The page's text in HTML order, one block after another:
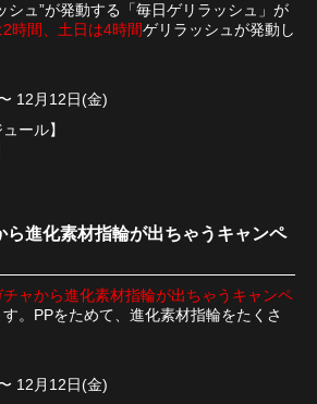
シュ”が発動する「毎日ゲリラッシュ」が
時間、土日は4時間ゲリラッシュが発動し
12月12日(金)
ール】
ら進化素材指輪が出ちゃうキャンペ
チャから進化素材指輪が出ちゃうキャンペ
。PPをためて、進化素材指輪をたくさ
12月12日(金)